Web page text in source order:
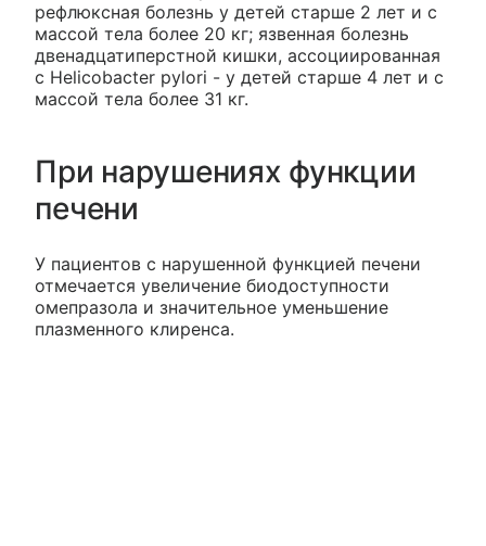
рефлюксная болезнь у детей старше 2 лет и с
массой тела более 20 кг; язвенная болезнь
двенадцатиперстной кишки, ассоциированная
с Helicobacter pylori - у детей старше 4 лет и с
массой тела более 31 кг.
При нарушениях функции
печени
У пациентов с нарушенной функцией печени
отмечается увеличение биодоступности
омепразола и значительное уменьшение
плазменного клиренса.